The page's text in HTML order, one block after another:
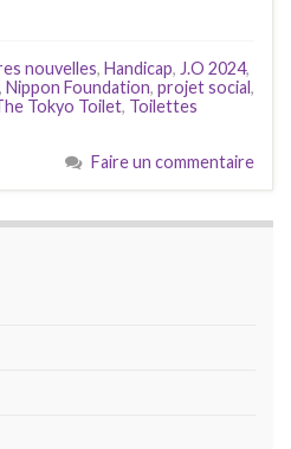
nouvelles, Handicap, J.O 2024,
, Nippon Foundation, projet social,
Tokyo Toilet, Toilettes
Faire un commentaire